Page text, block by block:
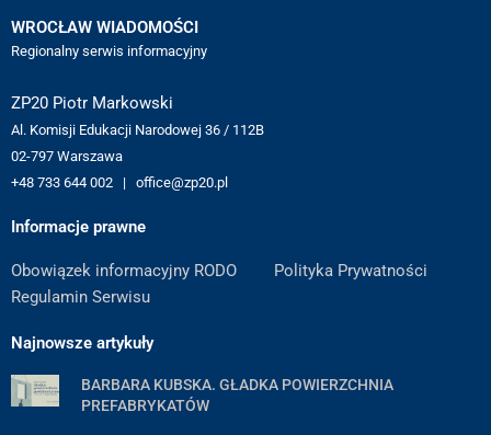
WROCŁAW WIADOMOŚCI
Regionalny serwis informacyjny
ZP20 Piotr Markowski
Al. Komisji Edukacji Narodowej 36 / 112B
02-797 Warszawa
+48 733 644 002 | office@zp20.pl
Informacje prawne
Obowiązek informacyjny RODO
Polityka Prywatności
Regulamin Serwisu
Najnowsze artykuły
BARBARA KUBSKA. GŁADKA POWIERZCHNIA
PREFABRYKATÓW